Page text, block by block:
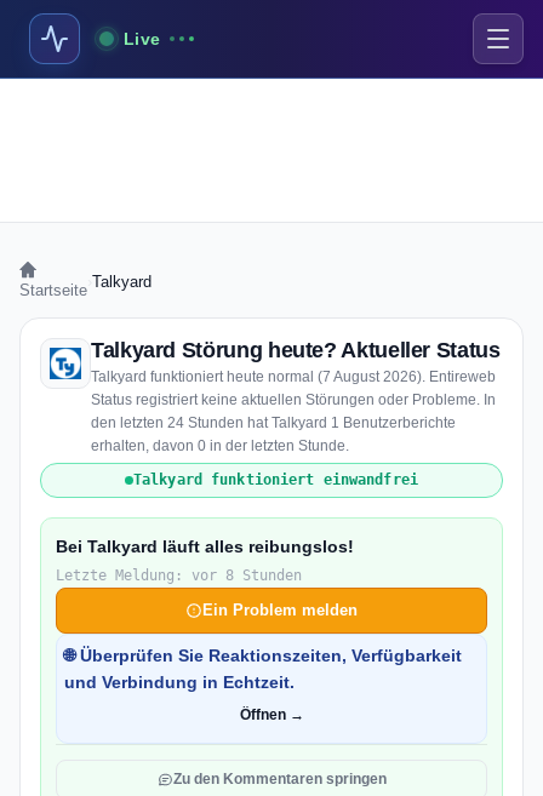
Live
Startseite Talkyard
Talkyard Störung heute? Aktueller Status
Talkyard funktioniert heute normal (7 August 2026). Entireweb
Status registriert keine aktuellen Störungen oder Probleme. In
den letzten 24 Stunden hat Talkyard 1 Benutzerberichte
erhalten, davon 0 in der letzten Stunde.
Talkyard funktioniert einwandfrei
Bei Talkyard läuft alles reibungslos!
Letzte Meldung: vor 8 Stunden
Ein Problem melden
🌐 Überprüfen Sie Reaktionszeiten, Verfügbarkeit
und Verbindung in Echtzeit.
Öffnen →
Zu den Kommentaren springen